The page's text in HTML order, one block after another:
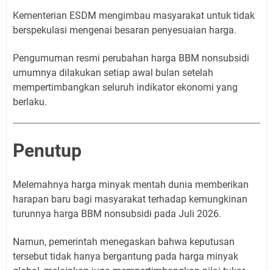
Kementerian ESDM mengimbau masyarakat untuk tidak
berspekulasi mengenai besaran penyesuaian harga.
Pengumuman resmi perubahan harga BBM nonsubsidi
umumnya dilakukan setiap awal bulan setelah
mempertimbangkan seluruh indikator ekonomi yang
berlaku.
Penutup
Melemahnya harga minyak mentah dunia memberikan
harapan baru bagi masyarakat terhadap kemungkinan
turunnya harga BBM nonsubsidi pada Juli 2026.
Namun, pemerintah menegaskan bahwa keputusan
tersebut tidak hanya bergantung pada harga minyak